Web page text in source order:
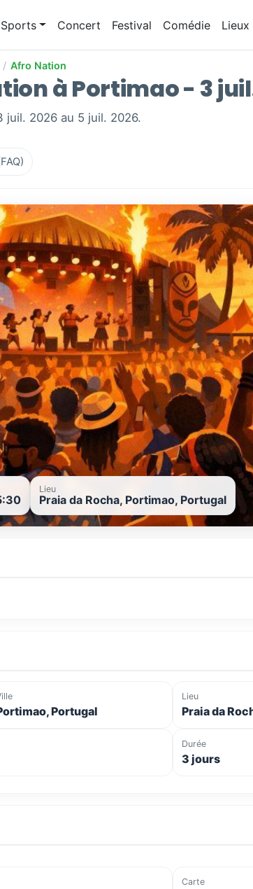
Sports Concert Festival Comédie
/ Afro Nation
à Portimao - 3
juil. 2026 au 5 juil. 2026.
Lieu
Praia da Rocha, Portimao, Portugal
Portugal
Lieu
Praia da
Durée
3 jours
Carte